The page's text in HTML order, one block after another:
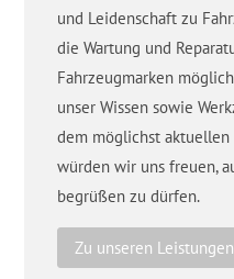
und Leidenschaft zu
die Wartung und
Fahrzeugmarken
unser Wissen sowie
dem möglichst aktuellen
würden wir uns freuen,
begrüßen zu dürfen.
Zu unseren Leistungen